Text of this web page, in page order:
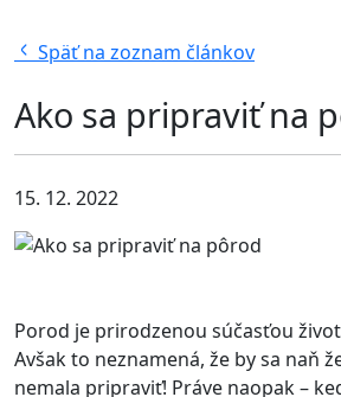
Späť na zoznam článkov
Ako sa pripraviť na
15. 12. 2022
Porod je prirodzenou súčasťou
Avšak to neznamená, že by sa naň
nemala pripraviť! Práve naopak –